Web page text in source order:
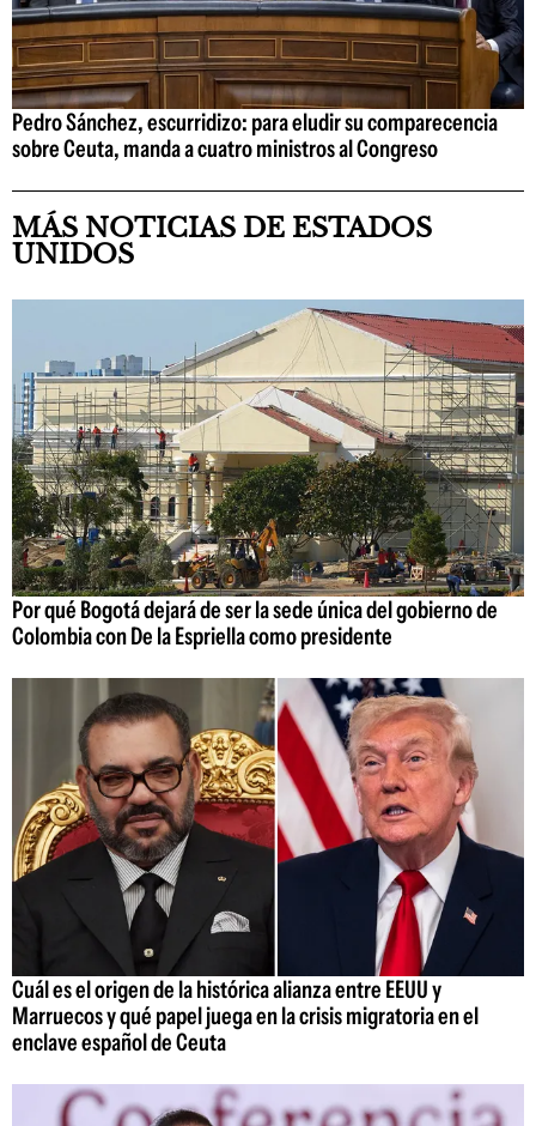
Pedro Sánchez, escurridizo: para eludir su comparecencia
sobre Ceuta, manda a cuatro ministros al Congreso
MÁS NOTICIAS DE ESTADOS
UNIDOS
Por qué Bogotá dejará de ser la sede única del gobierno de
Colombia con De la Espriella como presidente
Cuál es el origen de la histórica alianza entre EEUU y
Marruecos y qué papel juega en la crisis migratoria en el
enclave español de Ceuta